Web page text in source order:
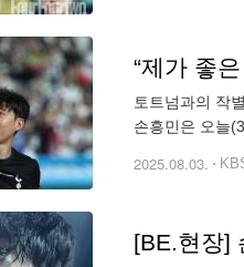
“제가 좋
토트넘과의 작
손흥민은 오늘
2025.08.03.
[BE.현장]